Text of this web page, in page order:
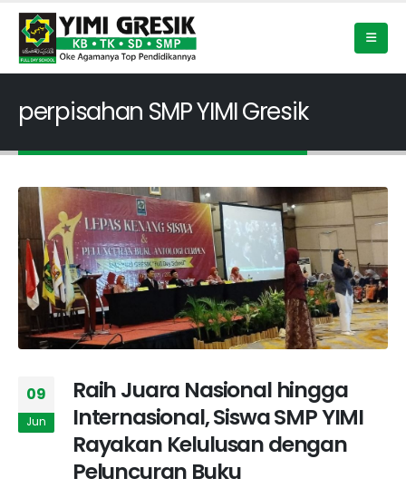
perpisahan SMP YIMI Gresik
09
Jun
Raih Juara Nasional hingga
Internasional, Siswa SMP YIMI
Rayakan Kelulusan dengan
Peluncuran Buku